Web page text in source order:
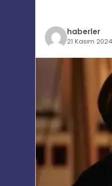
haberler
21 Kasım 2024